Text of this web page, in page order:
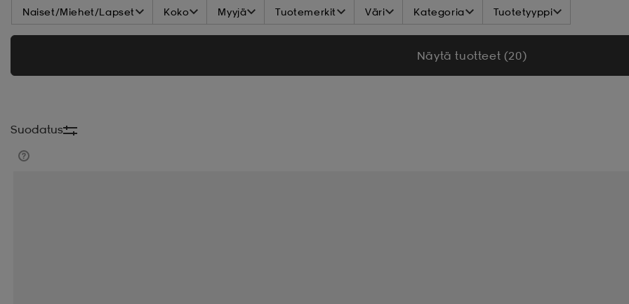
Naiset/Miehet/Lapset Koko Myyjä Tuotemerkit Väri Kategoria Tuotetyyppi
Näytä tuotteet (20)
Suodatus